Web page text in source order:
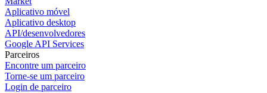
Aplicativo móvel
Aplicativo desktop
API/desenvolvedores
Google API Services
Parceiros
Encontre um parceiro
Torne-se um parceiro
Login de parceiro